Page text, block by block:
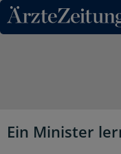
Direkt zum
Ein Minister